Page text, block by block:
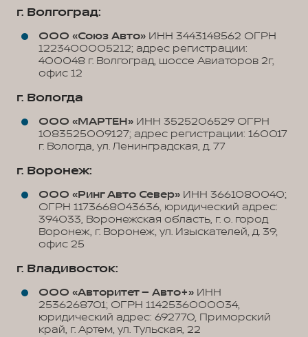
г. Волгоград:
ООО «Союз Авто» ИНН 3443148562 ОГРН
1223400005212; адрес регистрации:
400048 г. Волгоград, шоссе Авиаторов 2г,
офис 12
г. Вологда
ООО «МАРТЕН» ИНН 3525206529 ОГРН
1083525009127; адрес регистрации: 160017
г. Вологда, ул. Ленинградская, д. 77
г. Воронеж:
ООО «Ринг Авто Север» ИНН 3661080040;
ОГРН 1173668043636, юридический адрес:
394033, Воронежская область, г. о. город
Воронеж, г. Воронеж, ул. Изыскателей, д. 39,
офис 25
г. Владивосток:
ООО «Авторитет – Авто+» ИНН
2536268701; ОГРН 1142536000034,
юридический адрес: 692770, Приморский
край, г. Артем, ул. Тульская, 22